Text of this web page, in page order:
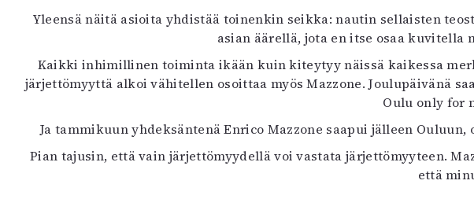
Yleensä näitä asioita yhdistää toinenkin seikka: nautin sellaisten
asian äärellä, jota en itse osaa
Kaikki inhimillinen toiminta ikään kuin kiteytyy näissä kaikessa
järjettömyyttä alkoi vähitellen osoittaa myös Mazzone. Joulupäivänä
Oulu only for
Ja tammikuun yhdeksäntenä Enrico Mazzone saapui jälleen
Pian tajusin, että vain järjettömyydellä voi vastata järjettömyyteen.
että